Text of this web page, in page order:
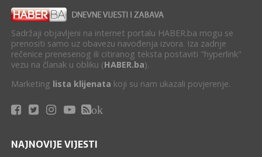
Sadržaji objavljeni na internet portalu HABER.ba mogu se
prenositi samo uz obavezu navođenja izvora. Iza zadnje
rečenice prenesenog ili citiranog teksta postaviti "hyperlink"
vezu na članak u obliku (HABER.ba).
Marketing lista klijenata koji su nam ukazali povjerenje.
ok
NAJNOVIJE VIJESTI